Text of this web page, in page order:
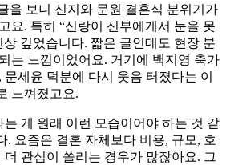
을 보니 신지와 문원 결혼식 분위기가
요. 특히 “신랑이 신부에게서 눈을 못
깊었습니다. 짧은 글인데도 현장 분
는 느낌이었어요. 거기에 백지영 축가
세윤 덕분에 다시 웃음 터졌다는 이
느껴졌고요.
게 원래 이런 모습이어야 하는 것 같
. 요즘은 결혼 자체보다 비용, 규모, 호
관심이 쏠리는 경우가 많잖아요. 그